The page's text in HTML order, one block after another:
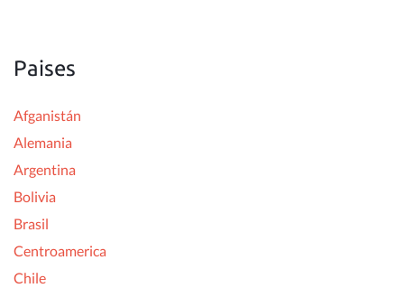
Paises
Afganistán
Alemania
Argentina
Bolivia
Brasil
Centroamerica
Chile